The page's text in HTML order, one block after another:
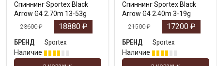
Спиннинг Sportex Black
Arrow G4 2.70m 13-53g
23600₽ 18880 ₽
БРЕНД
Sportex
Наличие
Спиннинг Sportex Black
Arrow G4 2.40m 3-19g
21500₽ 17200 ₽
БРЕНД
Sportex
Наличие